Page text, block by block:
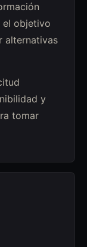
el objetivo
alternativas
y
tomar